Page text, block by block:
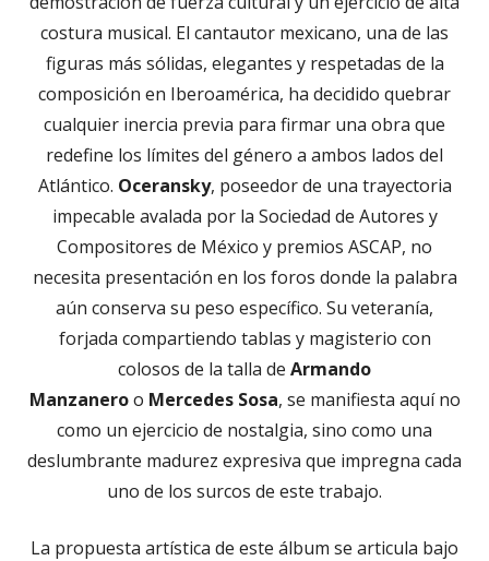
costura musical. El cantautor mexicano, una de las
figuras más sólidas, elegantes y respetadas de la
composición en Iberoamérica, ha decidido quebrar
cualquier inercia previa para firmar una obra que
redefine los límites del género a ambos lados del
Atlántico. Oceransky, poseedor de una trayectoria
impecable avalada por la Sociedad de Autores y
Compositores de México y premios ASCAP, no
necesita presentación en los foros donde la palabra
aún conserva su peso específico. Su veteranía,
forjada compartiendo tablas y magisterio con
colosos de la talla de Armando
Manzaneroo Mercedes Sosa, se manifiesta aquí no
como un ejercicio de nostalgia, sino como una
deslumbrante madurez expresiva que impregna cada
uno de los surcos de este trabajo.
La propuesta artística de este álbum se articula bajo